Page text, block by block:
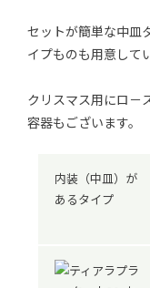
セットが簡単な中皿
イプものも用意して
クリスマス用にロ－
容器もございます。
内装（中皿）が
あるタイプ